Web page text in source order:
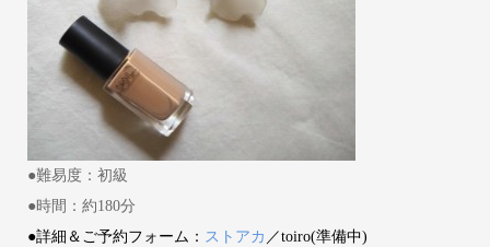
●難易度：初級
●時間：約180分
●詳細＆ご予約フォーム： ストアカ ／toiro(準備中)